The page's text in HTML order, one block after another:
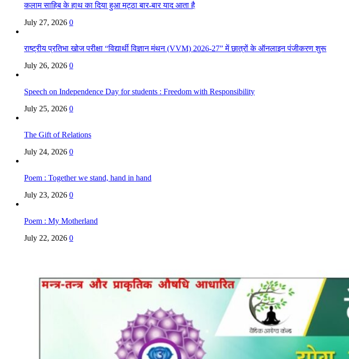
कलाम साहिब के हाथ का दिया हुआ मट्ठा बार-बार याद आता है
July 27, 2026 0
राष्ट्रीय प्रतिभा खोज परीक्षा “विद्यार्थी विज्ञान मंथन (VVM) 2026-27” में छात्रों के ऑनलाइन पंजीकरण शुरू
July 26, 2026 0
Speech on Independence Day for students : Freedom with Responsibility
July 25, 2026 0
The Gift of Relations
July 24, 2026 0
Poem : Together we stand, hand in hand
July 23, 2026 0
Poem : My Motherland
July 22, 2026 0